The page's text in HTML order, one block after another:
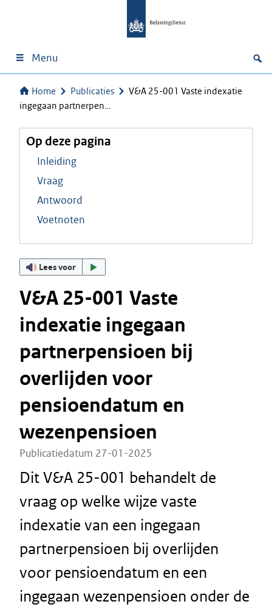
Menu
Home Publicaties
V&A 25-001 Vaste indexatie
ingegaan partnerpen…
Op deze pagina
Inleiding
Vraag
Antwoord
Voetnoten
Lees voor
V&A 25-001 Vaste
indexatie ingegaan
partnerpensioen bij
overlijden voor
pensioendatum en
wezenpensioen
Publicatiedatum 27-01-2025
Dit V&A 25-001 behandelt de
vraag op welke wijze vaste
indexatie van een ingegaan
partnerpensioen bij overlijden
voor pensioendatum en een
ingegaan wezenpensioen onder de